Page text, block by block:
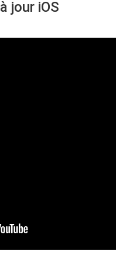
jour iOS